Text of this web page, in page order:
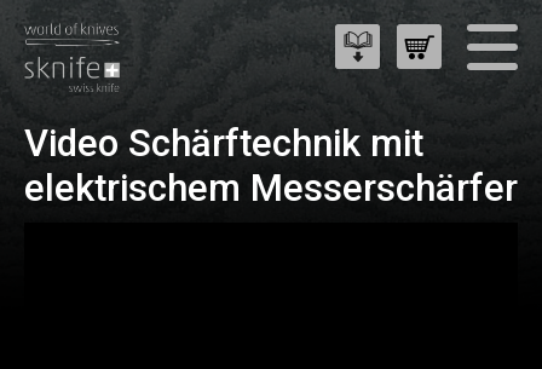
Video Schärftechnik mit
elektrischem Messerschärfer